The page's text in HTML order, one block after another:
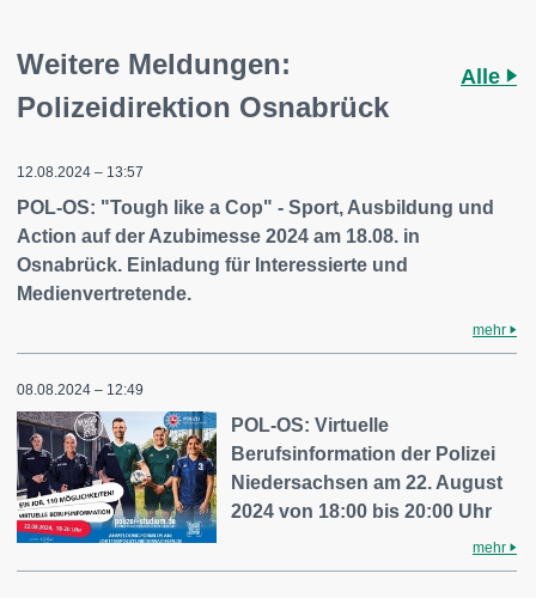
Weitere Meldungen:
Polizeidirektion Osnabrück
Alle
12.08.2024 – 13:57
POL-OS: "Tough like a Cop" - Sport, Ausbildung und
Action auf der Azubimesse 2024 am 18.08. in
Osnabrück. Einladung für Interessierte und
Medienvertretende.
mehr
08.08.2024 – 12:49
POL-OS: Virtuelle
Berufsinformation der Polizei
Niedersachsen am 22. August
2024 von 18:00 bis 20:00 Uhr
mehr